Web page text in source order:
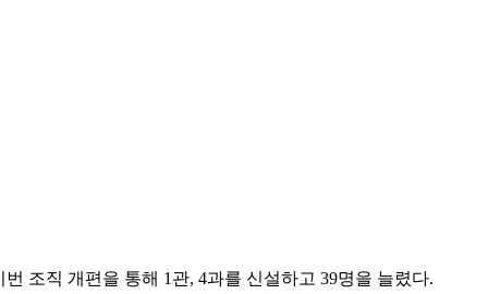
조직 개편을 통해 1관, 4과를 신설하고 39명을 늘렸다.